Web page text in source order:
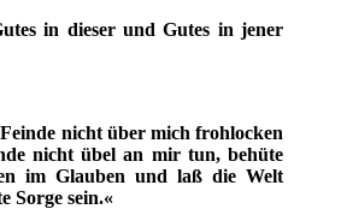
in dieser und Gutes in jener
nicht über mich frohlocken
nicht übel an mir tun, behüte
im Glauben und laß die Welt
Sorge sein.«